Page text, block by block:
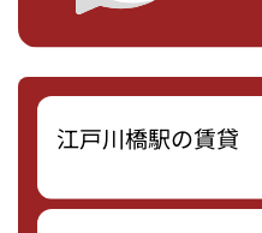
江戸川橋駅の賃貸